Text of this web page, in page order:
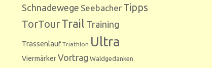
Schnadewege Seebacher Tipps
TorTourTrail Training
Trassenlauf Triathlon Ultra
ViermärkerVortrag Waldgedanken